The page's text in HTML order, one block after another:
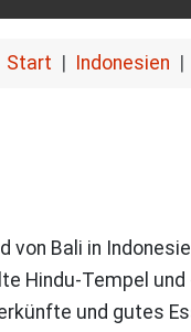
Start Indonesien
von Bali in
Hindu-Tempel
und gutes